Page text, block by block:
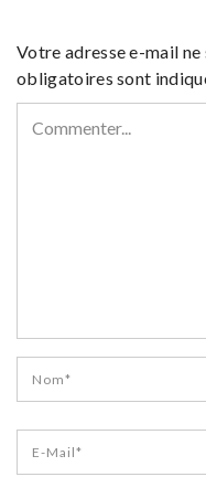
Votre adresse e-mail ne
obligatoires sont